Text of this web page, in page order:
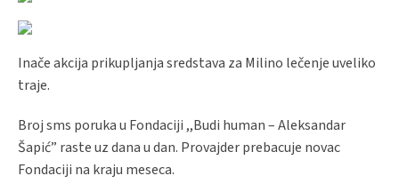
Inače akcija prikupljanja sredstava za Milino lečenje uveliko
traje.
Broj sms poruka u Fondaciji ,,Budi human – Aleksandar
Šapić” raste uz dana u dan. Provajder prebacuje novac
Fondaciji na kraju meseca.